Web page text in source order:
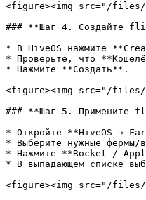
<figure><img src="/files/
### **Шаг 4. Создайте
* В HiveOS нажмите
* Проверьте, что
* Нажмите **Создать**.
<figure><img src="/files/
### **Шаг 5. Примените
* Откройте **HiveOS →
* Выберите нужные фермы/
* Нажмите **Rocket /
* В выпадающем списке
<figure><img src="/files/